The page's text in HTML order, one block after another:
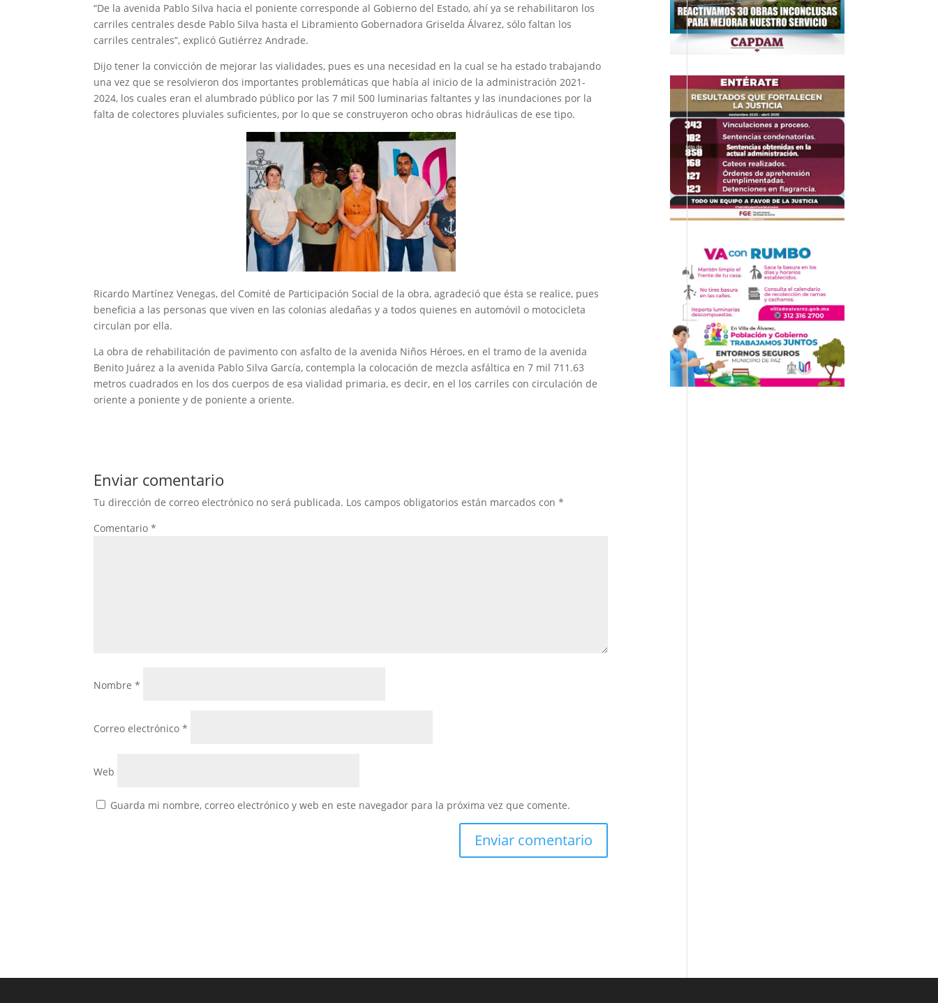
‎“De la avenida Pablo Silva hacia el poniente corresponde al Gobierno del Estado, ahí ya se rehabilitaron los
carriles centrales desde Pablo Silva hasta el Libramiento Gobernadora Griselda Álvarez, sólo faltan los
carriles centrales”, explicó Gutiérrez Andrade.
‎Dijo tener la convicción de mejorar las vialidades, pues es una necesidad en la cual se ha estado trabajando
una vez que se resolvieron dos importantes problemáticas que había al inicio de la administración 2021-
2024, los cuales eran el alumbrado público por las 7 mil 500 luminarias faltantes y las inundaciones por la
falta de colectores pluviales suficientes, por lo que se construyeron ocho obras hidráulicas de ese tipo.
‎Ricardo Martínez Venegas, del Comité de Participación Social de la obra, agradeció que ésta se realice, pues
beneficia a las personas que viven en las colonias aledañas y a todos quienes en automóvil o motocicleta
circulan por ella.
‎La obra de rehabilitación de pavimento con asfalto de la avenida Niños Héroes, en el tramo de la avenida
Benito Juárez a la avenida Pablo Silva García, contempla la colocación de mezcla asfáltica en 7 mil 711.63
metros cuadrados en los dos cuerpos de esa vialidad primaria, es decir, en el los carriles con circulación de
oriente a poniente y de poniente a oriente.
Enviar comentario
Tu dirección de correo electrónico no será publicada. Los campos obligatorios están marcados con*
Comentario*
Nombre*
Correo electrónico*
Web
Guarda mi nombre, correo electrónico y web en este navegador para la próxima vez que comente.